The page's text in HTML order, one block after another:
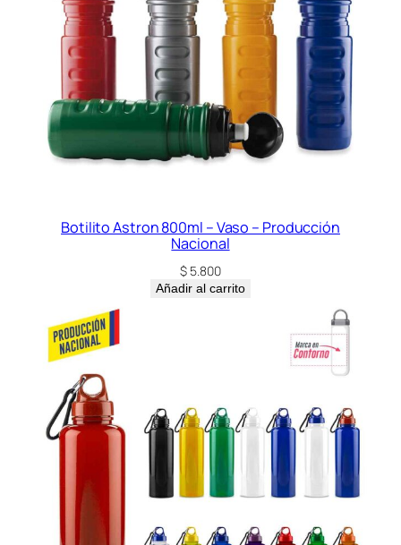
Botilito Astron 800ml – Vaso – Producción
Nacional
$ 5.800
Añadir al carrito